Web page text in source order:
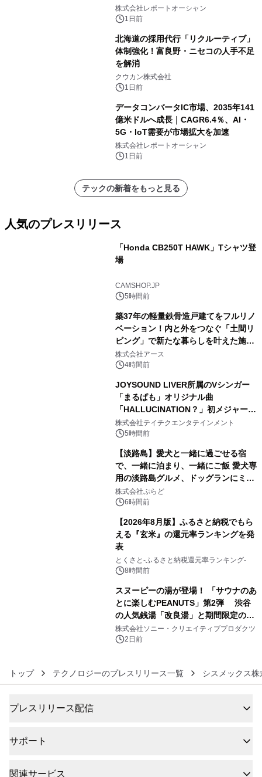
センター・高速光通信需要が成長を加
速
株式会社レポートオーシャン
1日前
北海道の採用代行「リクルーティブ」
体制強化！富良野・ニセコの人手不足
を解消
クウカン株式会社
1日前
データコンバータIC市場、2035年141
億米ドルへ成長｜CAGR6.4％、AI・
5G・IoT需要が市場拡大を加速
株式会社レポートオーシャン
1日前
テックの新着をもっと見る
人気のプレスリリース
「Honda CB250T HAWK」Tシャツ登
場
CAMSHOP.JP
5時間前
築37年の軽量鉄骨造戸建てをフルリノ
ベーション！内と外をつなぐ「土間リ
ビング」で新たな暮らしを叶えた施工
事例を株式会社アースが公開
株式会社アース
4時間前
JOYSOUND LIVER所属のVシンガー
「まるぱも」オリジナル曲
「HALLUCINATION？」初メジャー配
信リリース決定！
株式会社テイチクエンタテインメント
5時間前
【淡路島】愛犬と一緒に過ごせる宿
で、一緒に泊まり、一緒にご飯 愛犬専
用の淡路島グルメ、ドッグランにミニ
プール グランピングとトレーラーハウ
スの2施設で
株式会社ぷらど
6時間前
【2026年8月版】ふるさと納税でもら
える『玄米』の還元率ランキングを発
表
とくさと-ふるさと納税還元率ランキング-
8時間前
スヌーピーの湯が登場！ 「サウナのあ
とに楽しむPEANUTS」第2弾 渋谷
の人気銭湯「改良湯」と期間限定のコ
ラボレーション サウナイキタイコラ
ボグッズも発売決定！
株式会社ソニー・クリエイティブプロダクツ
2日前
トップ テクノロジーのプレスリリース一覧 シスメックス株
プレスリリース配信
サポート
関連サービス